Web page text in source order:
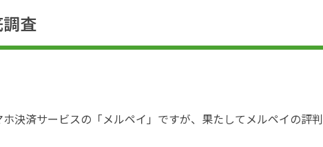
査
決済サービスの「メルペイ」ですが、果たしてメルペイの評判